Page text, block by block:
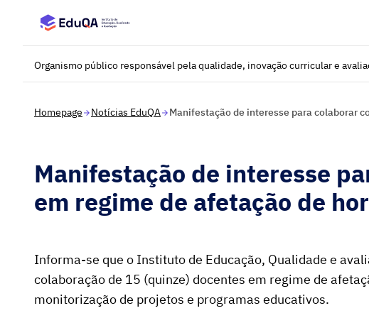
Organismo público responsável pela qualidade, inovação curricular e
Homepage Notícias EduQA Manifestação de interesse para colaborar
Manifestação de interesse
em regime de afetação de
Informa-se que o Instituto de Educação, Qualidade e
colaboração de 15 (quinze) docentes em regime de
monitorização de projetos e programas educativos.